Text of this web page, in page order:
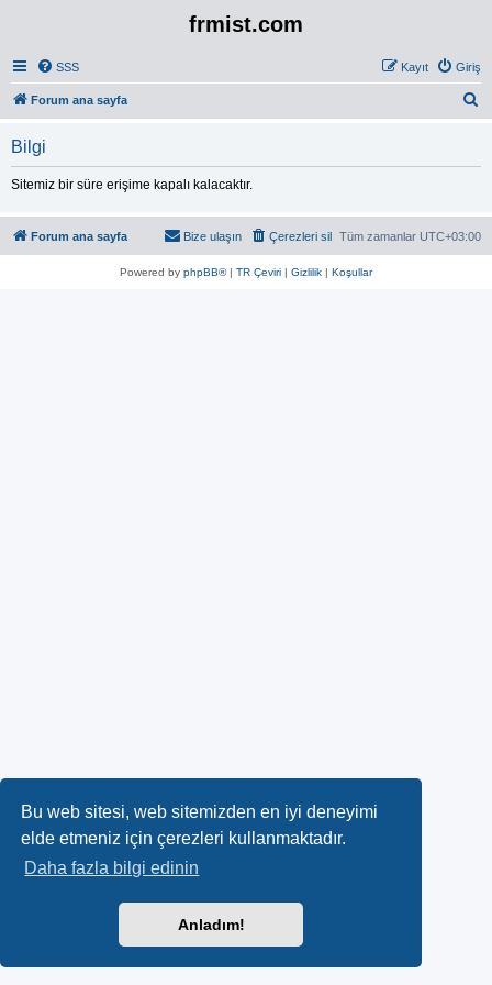
Bu web sitesi, web sitemizden en iyi deneyimi
elde etmeniz için çerezleri kullanmaktadır.
Daha fazla bilgi edinin
Anladım!
frmist.com
SSS Giriş
Kayıt
Forum ana sayfa
Bilgi
Sitemiz bir süre erişime kapalı kalacaktır.
Forum ana sayfa Tüm zamanlar UTC+03:00
Çerezleri sil
Bize ulaşın
Powered by phpBB®| TR Çeviri | Gizlilik | Koşullar